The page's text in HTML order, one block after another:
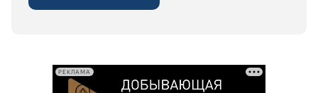
РЕКЛАМА